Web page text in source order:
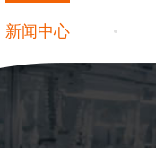
新闻中心